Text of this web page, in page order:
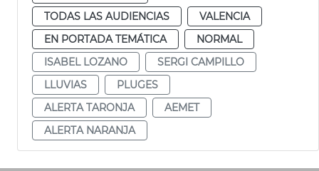
TODAS LAS AUDIENCIAS
VALENCIA
EN PORTADA TEMÁTICA
NORMAL
ISABEL LOZANO
SERGI CAMPILLO
LLUVIAS
PLUGES
ALERTA TARONJA
AEMET
ALERTA NARANJA